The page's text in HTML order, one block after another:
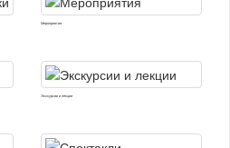
Мероприятия
Экскурсии и лекции